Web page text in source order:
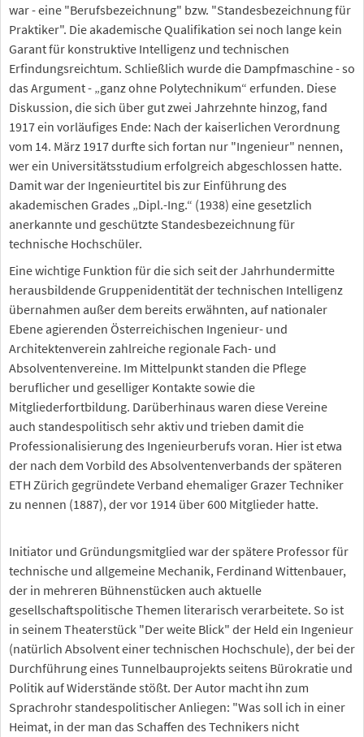
war - eine "Berufsbezeichnung" bzw. "Standesbezeichnung für
Praktiker". Die akademische Qualifikation sei noch lange kein
Garant für konstruktive Intelligenz und technischen
Erfindungsreichtum. Schließlich wurde die Dampfmaschine - so
das Argument - „ganz ohne Polytechnikum“ erfunden. Diese
Diskussion, die sich über gut zwei Jahrzehnte hinzog, fand
1917 ein vorläufiges Ende: Nach der kaiserlichen Verordnung
vom 14. März 1917 durfte sich fortan nur "Ingenieur" nennen,
wer ein Universitätsstudium erfolgreich abgeschlossen hatte.
Damit war der Ingenieurtitel bis zur Einführung des
akademischen Grades „Dipl.-Ing.“ (1938) eine gesetzlich
anerkannte und geschützte Standesbezeichnung für
technische Hochschüler.
Eine wichtige Funktion für die sich seit der Jahrhundermitte
herausbildende Gruppenidentität der technischen Intelligenz
übernahmen außer dem bereits erwähnten, auf nationaler
Ebene agierenden Österreichischen Ingenieur- und
Architektenverein zahlreiche regionale Fach- und
Absolventenvereine. Im Mittelpunkt standen die Pflege
beruflicher und geselliger Kontakte sowie die
Mitgliederfortbildung. Darüberhinaus waren diese Vereine
auch standespolitisch sehr aktiv und trieben damit die
Professionalisierung des Ingenieurberufs voran. Hier ist etwa
der nach dem Vorbild des Absolventenverbands der späteren
ETH Zürich gegründete Verband ehemaliger Grazer Techniker
zu nennen (1887), der vor 1914 über 600 Mitglieder hatte.
Initiator und Gründungsmitglied war der spätere Professor für
technische und allgemeine Mechanik, Ferdinand Wittenbauer,
der in mehreren Bühnenstücken auch aktuelle
gesellschaftspolitische Themen literarisch verarbeitete. So ist
in seinem Theaterstück "Der weite Blick" der Held ein Ingenieur
(natürlich Absolvent einer technischen Hochschule), der bei der
Durchführung eines Tunnelbauprojekts seitens Bürokratie und
Politik auf Widerstände stößt. Der Autor macht ihn zum
Sprachrohr standespolitischer Anliegen: "Was soll ich in einer
Heimat, in der man das Schaffen des Technikers nicht